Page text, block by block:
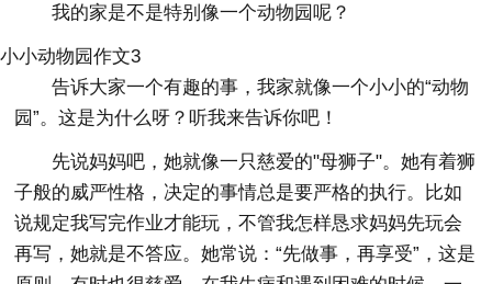
我的家是不是特别像一个动物园呢？
小小动物园作文3
告诉大家一个有趣的事，我家就像一个小小的“动物
园”。这是为什么呀？听我来告诉你吧！
先说妈妈吧，她就像一只慈爱的"母狮子"。她有着狮
子般的威严性格，决定的事情总是要严格的执行。比如
说规定我写完作业才能玩，不管我怎样恳求妈妈先玩会
再写，她就是不答应。她常说：“先做事，再享受”，这是